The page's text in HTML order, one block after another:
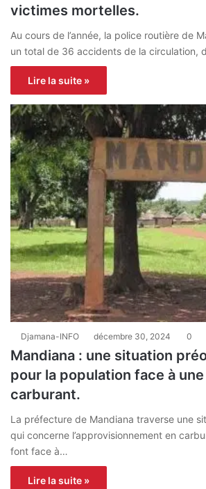
victimes mortelles.
Au cours de l’année, la police routière de
un total de 36 accidents de la circulation,
Lire la suite »
Djamana-INFO décembre 30, 2024 0
Mandiana : une situation
pour la population face à
carburant.
La préfecture de Mandiana traverse une
qui concerne l’approvisionnement en
font face à…
Lire la suite »